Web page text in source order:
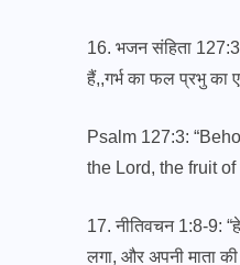
16. भजन संहिता
हैं,,गर्भ का फल प्रभु का
Psalm 127:3:
the Lord, the fruit
17. नीतिवचन 1:8-9:
लगा, और अपनी माता